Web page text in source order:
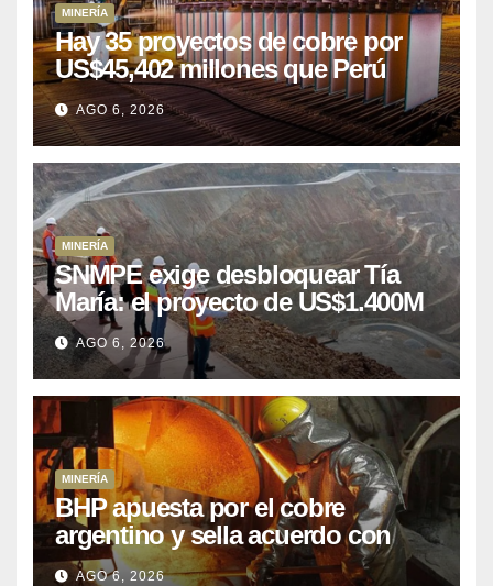
MINERÍA
Hay 35 proyectos de cobre por
US$45,402 millones que Perú
puede aprovechar
AGO 6, 2026
MINERÍA
SNMPE exige desbloquear Tía
María: el proyecto de US$1.400M
que Perú lleva 15 años
posponiendo
AGO 6, 2026
MINERÍA
BHP apuesta por el cobre
argentino y sella acuerdo con
Kobrea para siete proyecto
AGO 6, 2026